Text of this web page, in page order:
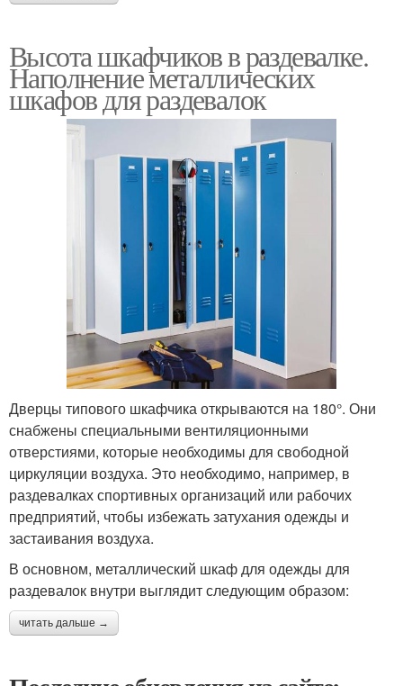
Высота шкафчиков в раздевалке.
Наполнение металлических
шкафов для раздевалок
Дверцы типового шкафчика открываются на 180°. Они
снабжены специальными вентиляционными
отверстиями, которые необходимы для свободной
циркуляции воздуха. Это необходимо, например, в
раздевалках спортивных организаций или рабочих
предприятий, чтобы избежать затухания одежды и
застаивания воздуха.
В основном, металлический шкаф для одежды для
раздевалок внутри выглядит следующим образом:
читать дальше →